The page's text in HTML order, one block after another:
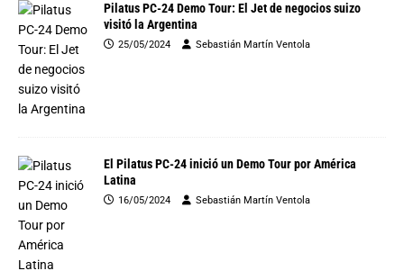
Pilatus PC-24 Demo Tour: El Jet de negocios suizo
visitó la Argentina
25/05/2024 Sebastián Martín Ventola
El Pilatus PC-24 inició un Demo Tour por América
Latina
16/05/2024 Sebastián Martín Ventola